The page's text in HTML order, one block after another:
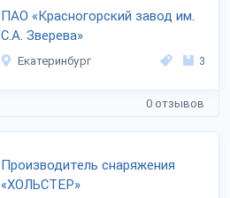
ПАО «Красногорский завод им.
С.А. Зверева»
Екатеринбург 3
0 отзывов
Производитель снаряжения
«ХОЛЬСТЕР»